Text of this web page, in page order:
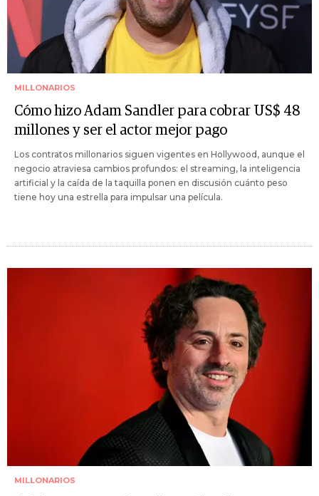
MILLONARIOS
Cómo hizo Adam Sandler para cobrar US$ 48
millones y ser el actor mejor pago
Los contratos millonarios siguen vigentes en Hollywood, aunque el
negocio atraviesa cambios profundos: el streaming, la inteligencia
artificial y la caída de la taquilla ponen en discusión cuánto peso
tiene hoy una estrella para impulsar una película.
MILLONARIOS